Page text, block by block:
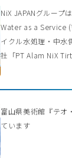
NiX JAPANグループ
Water as a Service
イクル水処理・中水
社「PT Alam NiX
富山県美術館『テオ
ています